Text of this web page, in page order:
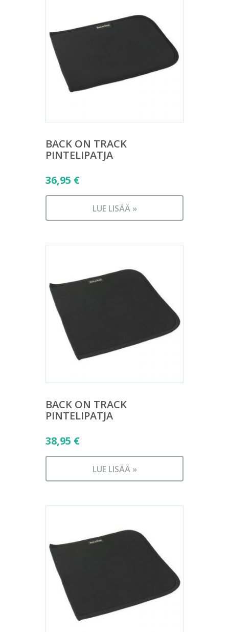
BACK ON TRACK
PINTELIPATJA
36,95 €
LUE LISÄÄ »
BACK ON TRACK
PINTELIPATJA
38,95 €
LUE LISÄÄ »